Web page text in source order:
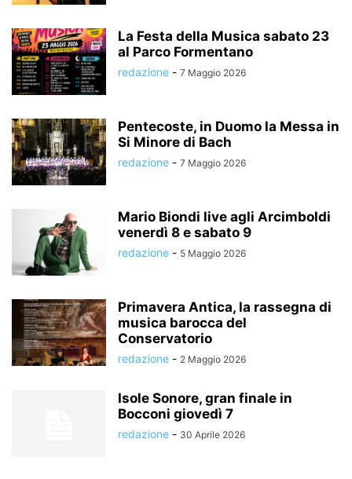
La Festa della Musica sabato 23
al Parco Formentano
redazione - 7 Maggio 2026
Pentecoste, in Duomo la Messa in
Si Minore di Bach
redazione - 7 Maggio 2026
Mario Biondi live agli Arcimboldi
venerdì 8 e sabato 9
redazione - 5 Maggio 2026
Primavera Antica, la rassegna di
musica barocca del
Conservatorio
redazione - 2 Maggio 2026
Isole Sonore, gran finale in
Bocconi giovedì 7
redazione - 30 Aprile 2026